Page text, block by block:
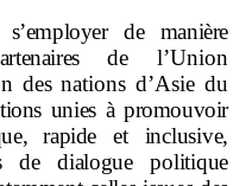
de manière
de l’Union
des nations d’Asie du
unies à promouvoir
rapide et inclusive,
de dialogue politique